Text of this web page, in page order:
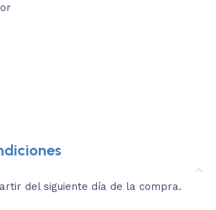
3.
del siguiente día de la compra.